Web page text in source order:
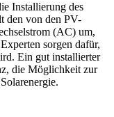
Installierung des
den von den PV-
(AC) um,
sorgen dafür,
Ein gut installierter
die Möglichkeit zur